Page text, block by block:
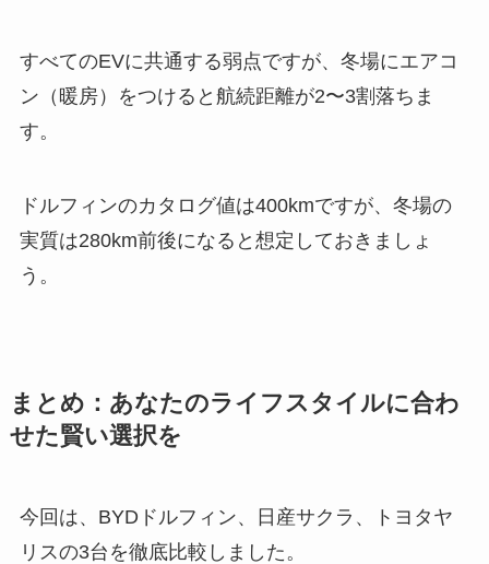
すべてのEVに共通する弱点ですが、冬場にエアコ
ン（暖房）をつけると航続距離が2〜3割落ちま
す。
ドルフィンのカタログ値は400kmですが、冬場の
実質は280km前後になると想定しておきましょ
う。
まとめ：あなたのライフスタイルに合わ
せた賢い選択を
今回は、BYDドルフィン、日産サクラ、トヨタヤ
リスの3台を徹底比較しました。